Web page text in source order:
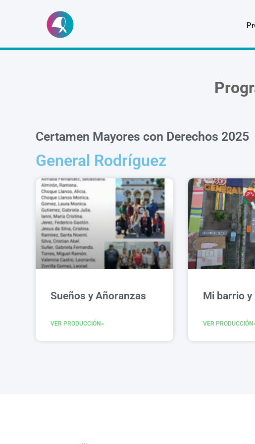
Certamen Mayores con Derechos 2025
General Rodríguez
Sueños y Añoranzas
VER PRODUCCIÓN»
Mi barrio y
VER